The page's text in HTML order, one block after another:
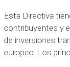
Esta Directiva
contribuyentes y
de inversiones
europeo. Los